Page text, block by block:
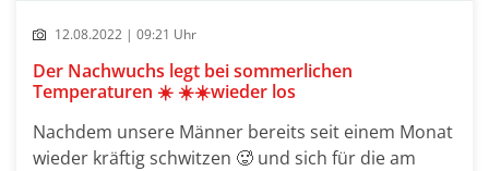
12.08.2022 | 09:21 Uhr
Der Nachwuchs legt bei sommerlichen
Temperaturen ☀️ ☀️☀️wieder los
Nachdem unsere Männer bereits seit einem Monat
wieder kräftig schwitzen 🥵 und sich für die am